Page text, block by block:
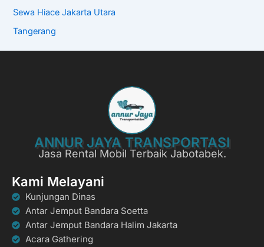
Sewa Hiace Jakarta Utara
Tangerang
ANNUR JAYA TRANSPORTASI
Jasa Rental Mobil Terbaik Jabotabek.
Kami Melayani
Kunjungan Dinas
Antar Jemput Bandara Soetta
Antar Jemput Bandara Halim Jakarta
Acara Gathering